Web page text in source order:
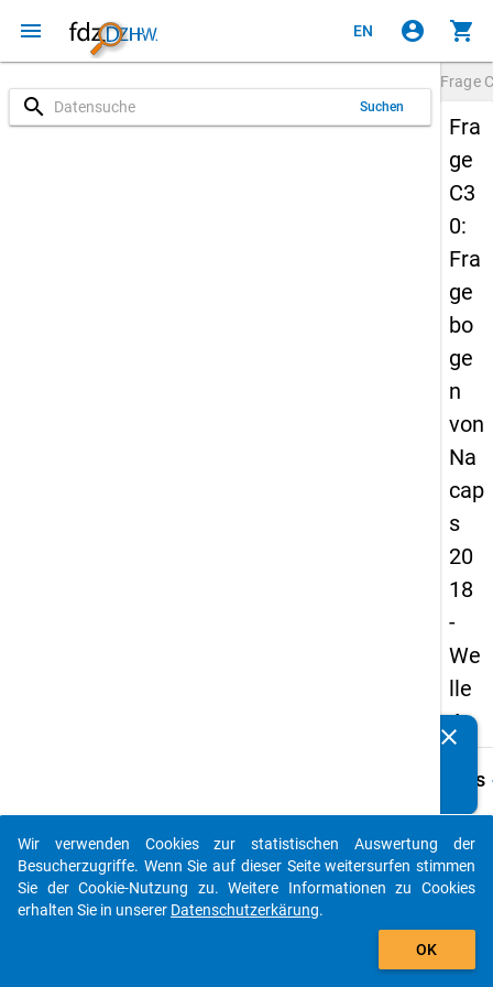
menu EN account_circle shopping_cart
search Suchen
Frage
Fra
ge
C3
0:
Fra
ge
bo
ge
n
von
Na
cap
s
20
18
-
We
lle
4
Details
C30
Wie
clear
auto_stories
add_shopping_cart
Wir verwenden Cookies zur statistischen Auswertung der
Besucherzugriffe. Wenn Sie auf dieser Seite weitersurfen stimmen
Sie der Cookie-Nutzung zu. Weitere Informationen zu Cookies
erhalten Sie in unserer Datenschutzerkärung.
OK